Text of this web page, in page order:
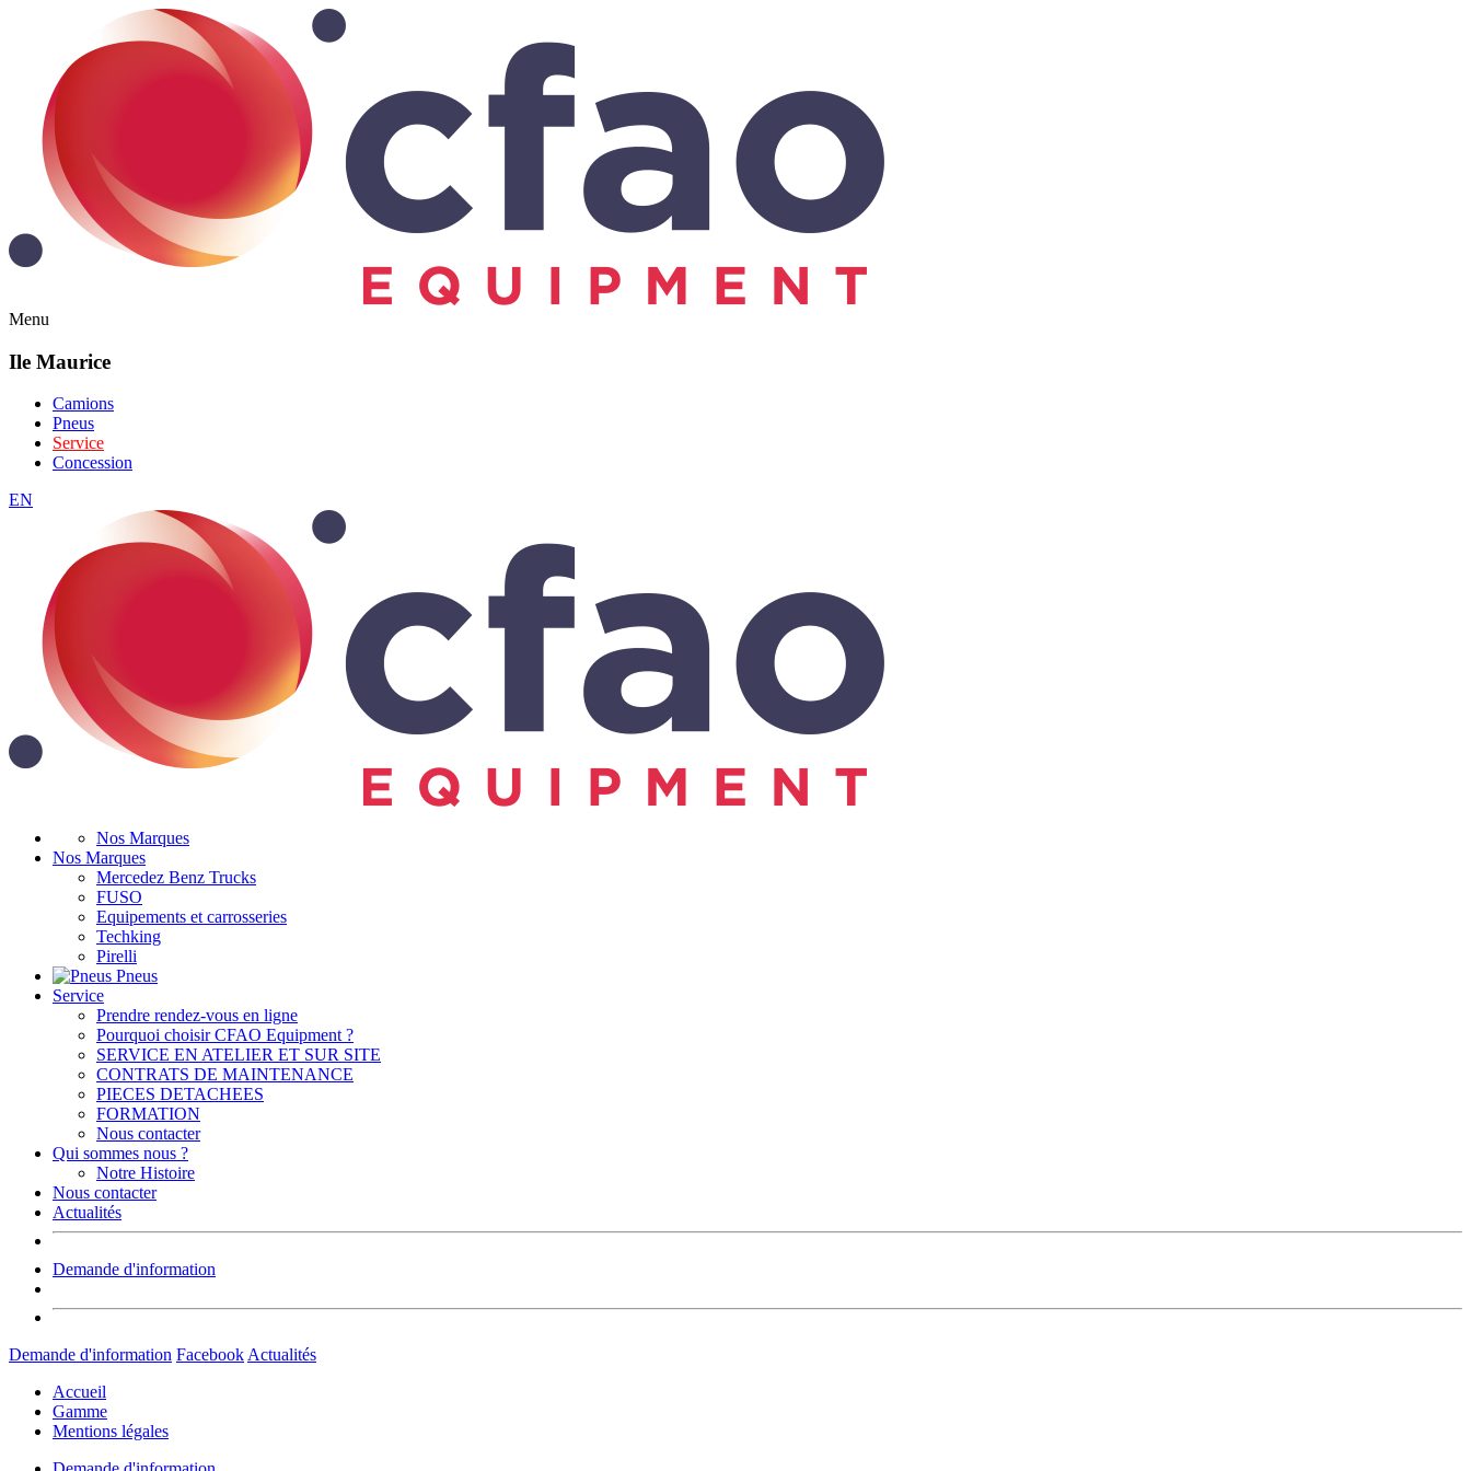
Menu
Ile Maurice
Camions
Pneus
Service
Concession
EN
Nos Marques
Nos Marques
Mercedez Benz Trucks
FUSO
Equipements et carrosseries
Techking
Pirelli
Pneus
Service
Prendre rendez-vous en ligne
Pourquoi choisir CFAO Equipment ?
SERVICE EN ATELIER ET SUR SITE
CONTRATS DE MAINTENANCE
PIECES DETACHEES
FORMATION
Nous contacter
Qui sommes nous ?
Notre Histoire
Nous contacter
Actualités
Demande d'information
Demande d'information FacebookActualités
Accueil
Gamme
Mentions légales